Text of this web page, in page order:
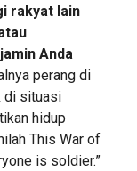
rakyat lain
Anda
perang di
di situasi
hidup
This War of
is soldier.”